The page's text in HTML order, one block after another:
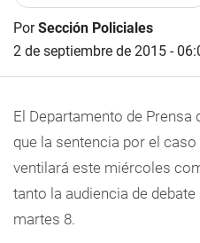
PorSección Policiales
2 de septiembre de 2015 -
El Departamento de
que la sentencia por el
ventilará este miércoles
tanto la audiencia de
martes 8.